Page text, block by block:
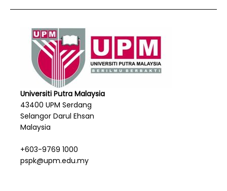
Universiti Putra Malaysia
43400 UPM Serdang
Selangor Darul Ehsan
Malaysia
+603-9769 1000
pspk@upm.edu.my